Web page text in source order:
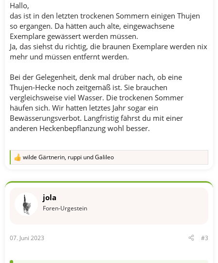
Hallo,
das ist in den letzten trockenen Sommern einigen Thujen
so ergangen. Da hätten auch alte, eingewachsene
Exemplare gewässert werden müssen.
Ja, das siehst du richtig, die braunen Exemplare werden nix
mehr und müssen entfernt werden.
Bei der Gelegenheit, denk mal drüber nach, ob eine
Thujen-Hecke noch zeitgemäß ist. Sie brauchen
vergleichsweise viel Wasser. Die trockenen Sommer
häufen sich. Wir hatten letztes Jahr sogar ein
Bewässerungsverbot. Langfristig fährst du mit einer
anderen Heckenbepflanzung wohl besser.
R
k
:
wilde Gärtnerin, ruppi undGalileo
jola
Foren-Urgestein
07. Juni 2023 #3